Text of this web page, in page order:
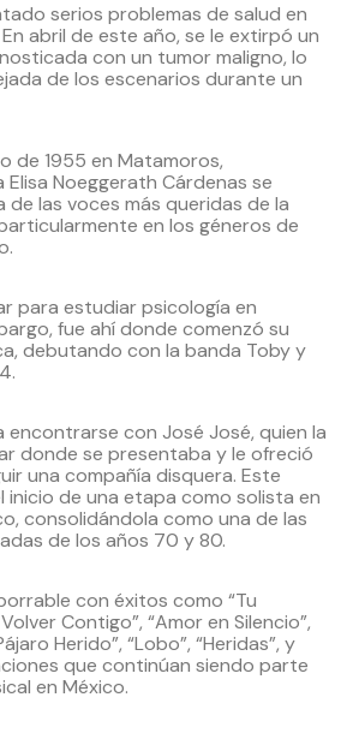
serios problemas de salud en
abril de este año, se le extirpó un
con un tumor maligno, lo
de los escenarios durante un
de 1955 en Matamoros,
Elisa Noeggerath Cárdenas se
las voces más queridas de la
en los géneros de
para estudiar psicología en
fue ahí donde comenzó su
debutando con la banda Toby y
encontrarse con José José, quien la
donde se presentaba y le ofreció
una compañía disquera. Este
inicio de una etapa como solista en
consolidándola como una de las
de los años 70 y 80.
con éxitos como “Tu
Contigo”, “Amor en Silencio”,
Herido”, “Lobo”, “Heridas”, y
que continúan siendo parte
en México.